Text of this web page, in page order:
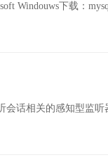
Windouws下载：
会话相关的感知型监